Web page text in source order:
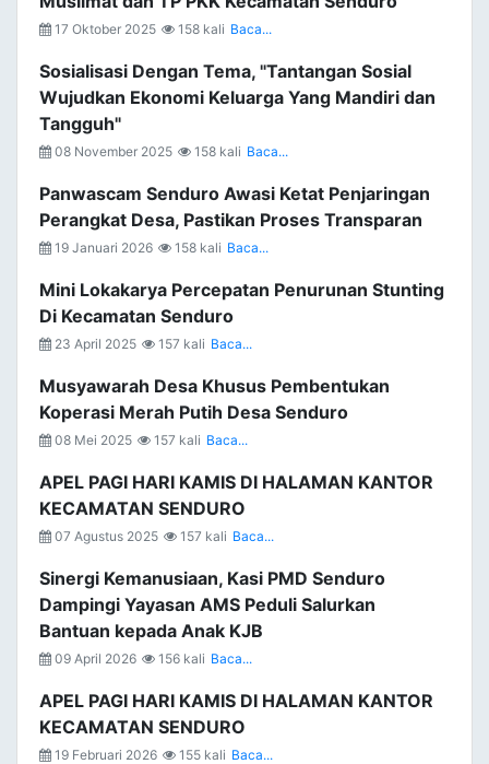
17 Oktober 2025 158 kali Baca...
Sosialisasi Dengan Tema, "Tantangan Sosial
Wujudkan Ekonomi Keluarga Yang Mandiri dan
Tangguh"
08 November 2025 158 kali Baca...
Panwascam Senduro Awasi Ketat Penjaringan
Perangkat Desa, Pastikan Proses Transparan
19 Januari 2026 158 kali Baca...
Mini Lokakarya Percepatan Penurunan Stunting
Di Kecamatan Senduro
23 April 2025 157 kali Baca...
Musyawarah Desa Khusus Pembentukan
Koperasi Merah Putih Desa Senduro
08 Mei 2025 157 kali Baca...
APEL PAGI HARI KAMIS DI HALAMAN KANTOR
KECAMATAN SENDURO
07 Agustus 2025 157 kali Baca...
Sinergi Kemanusiaan, Kasi PMD Senduro
Dampingi Yayasan AMS Peduli Salurkan
Bantuan kepada Anak KJB
09 April 2026 156 kali Baca...
APEL PAGI HARI KAMIS DI HALAMAN KANTOR
KECAMATAN SENDURO
19 Februari 2026 155 kali Baca...